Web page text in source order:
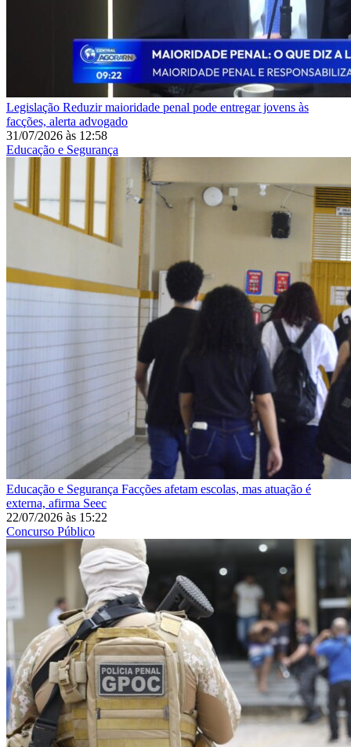
Legislação Reduzir maioridade penal pode entregar jovens às
facções, alerta advogado
31/07/2026 às 12:58
Educação e Segurança
Educação e Segurança Facções afetam escolas, mas atuação é
externa, afirma Seec
22/07/2026 às 15:22
Concurso Público